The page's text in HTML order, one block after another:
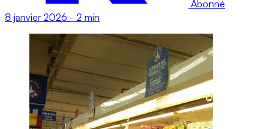
Abonné
8 janvier 2026 - 2 min